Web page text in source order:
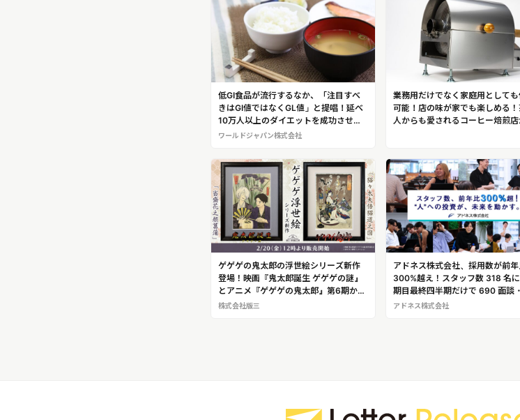
低GI食品が流行するなか、「注目すべ
きはGI値ではなくGL値」と提唱！延べ
10万人以上のダイエットを成功させた
美容研究家“大畑綾子”
ワールドジャパン株式会社
業務用だけでなく家庭用としても
可能！店の味が家でも楽しめる！
人からも愛されるコーヒー焙煎
ゲゲゲの鬼太郎の浮世絵シリーズ新作
登場！映画『鬼太郎誕生 ゲゲゲの謎』
とアニメ『ゲゲゲの鬼太郎』第6期から
の2作品が発売開始！二人の父の穏やか
株式会社版三
アドネス株式会社、採用数が前
300%越え！スタッフ数 318 名
期目最終四半期だけで 690 面談
110 名採用決定
アドネス株式会社